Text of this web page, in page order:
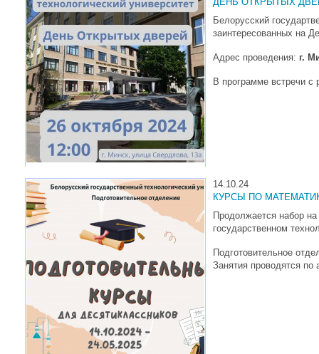
Белорусский
заинтересованных на
Адрес проведения: г.
В программе встречи с
14.10.24
КУРСЫ ПО
Продолжается набор на
государственном
Подготовительное
Занятия проводятся